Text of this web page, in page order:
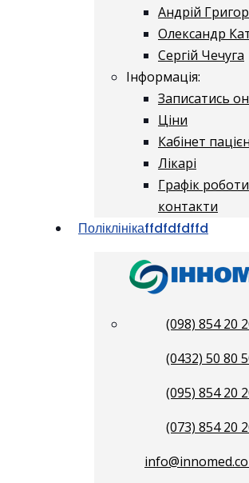
Андрій
Олександр
Сергій Чечуга
Інформація:
Записатись
Ціни
Кабінет
Лікарі
Графік
контакти
Поліклінікаffdfdfdffd
(098) 854 20
(0432) 50 80
(095) 854 20
(073) 854 20